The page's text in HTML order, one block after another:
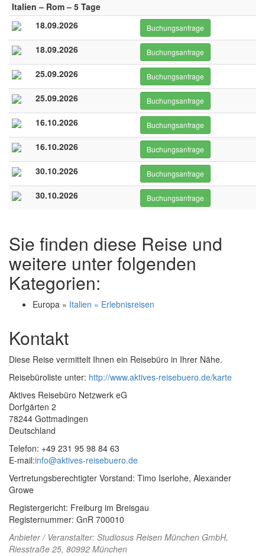
Italien – Rom – 5 Tage
18.09.2026
Buchungsanfrage
18.09.2026 Buchungsanfrage
25.09.2026 Buchungsanfrage
25.09.2026 Buchungsanfrage
16.10.2026 Buchungsanfrage
16.10.2026 Buchungsanfrage
30.10.2026 Buchungsanfrage
30.10.2026 Buchungsanfrage
Sie finden diese Reise und
weitere unter folgenden
Kategorien:
Europa » Italien » Erlebnisreisen
Kontakt
Diese Reise vermittelt Ihnen ein Reisebüro in Ihrer Nähe.
Reisebüroliste unter: http://www.aktives-reisebuero.de/karte
Aktives Reisebüro Netzwerk eG
Dorfgärten 2
78244 Gottmadingen
Deutschland
Telefon: +49 231 95 98 84 63
E-mail:info@aktives-reisebuero.de
Vertretungsberechtigter Vorstand: Timo Iserlohe, Alexander
Growe
Registergericht: Freiburg im Breisgau
Registernummer: GnR 700010
Anbieter / Veranstalter: Studiosus Reisen München GmbH,
Riesstraße 25, 80992 München